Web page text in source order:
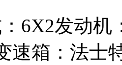
6X2发动机
速箱： 法士